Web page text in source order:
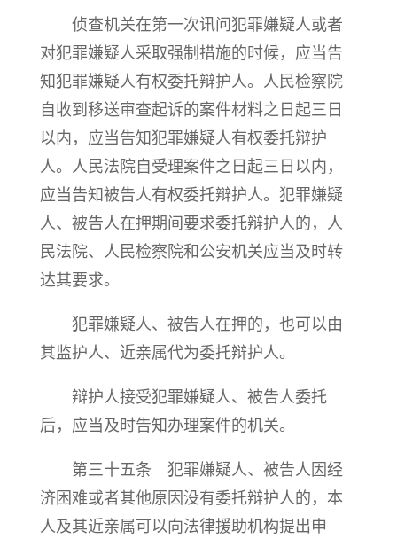
侦查机关在第一次讯问犯罪嫌疑人或者
对犯罪嫌疑人采取强制措施的时候，应当告
知犯罪嫌疑人有权委托辩护人。人民检察院
自收到移送审查起诉的案件材料之日起三日
以内，应当告知犯罪嫌疑人有权委托辩护
人。人民法院自受理案件之日起三日以内，
应当告知被告人有权委托辩护人。犯罪嫌疑
人、被告人在押期间要求委托辩护人的，人
民法院、人民检察院和公安机关应当及时转
达其要求。
犯罪嫌疑人、被告人在押的，也可以由
其监护人、近亲属代为委托辩护人。
辩护人接受犯罪嫌疑人、被告人委托
后，应当及时告知办理案件的机关。
第三十五条 犯罪嫌疑人、被告人因经
济困难或者其他原因没有委托辩护人的，本
人及其近亲属可以向法律援助机构提出申